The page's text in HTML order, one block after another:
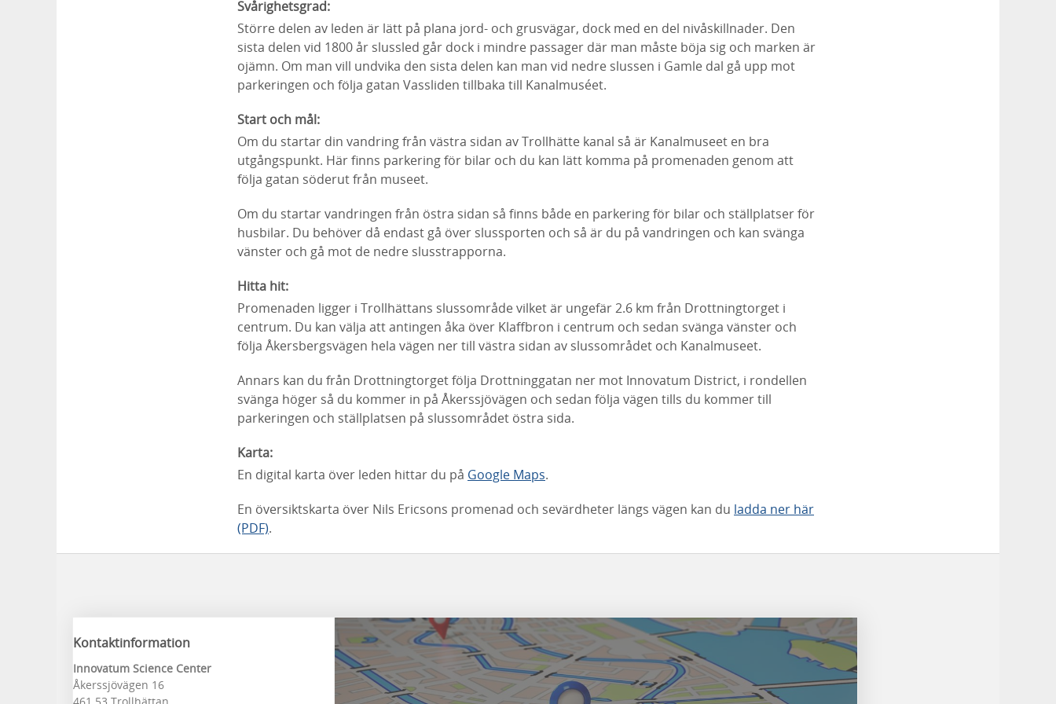
Svårighetsgrad:
Större delen av leden är lätt på plana jord- och grusvägar, dock med en del nivåskillnader. Den
sista delen vid 1800 år slussled går dock i mindre passager där man måste böja sig och marken är
ojämn. Om man vill undvika den sista delen kan man vid nedre slussen i Gamle dal gå upp mot
parkeringen och följa gatan Vassliden tillbaka till Kanalmuséet.
Start och mål:
Om du startar din vandring från västra sidan av Trollhätte kanal så är Kanalmuseet en bra
utgångspunkt. Här finns parkering för bilar och du kan lätt komma på promenaden genom att
följa gatan söderut från museet.
Om du startar vandringen från östra sidan så finns både en parkering för bilar och ställplatser för
husbilar. Du behöver då endast gå över slussporten och så är du på vandringen och kan svänga
vänster och gå mot de nedre slusstrapporna.
Hitta hit:
Promenaden ligger i Trollhättans slussområde vilket är ungefär 2.6 km från Drottningtorget i
centrum. Du kan välja att antingen åka över Klaffbron i centrum och sedan svänga vänster och
följa Åkersbergsvägen hela vägen ner till västra sidan av slussområdet och Kanalmuseet.
Annars kan du från Drottningtorget följa Drottninggatan ner mot Innovatum District, i rondellen
svänga höger så du kommer in på Åkerssjövägen och sedan följa vägen tills du kommer till
parkeringen och ställplatsen på slussområdet östra sida.
Karta:
En digital karta över leden hittar du på Google Maps.
En översiktskarta över Nils Ericsons promenad och sevärdheter längs vägen kan du ladda ner här
(PDF).
Kontaktinformation
Innovatum Science Center
Åkerssjövägen 16